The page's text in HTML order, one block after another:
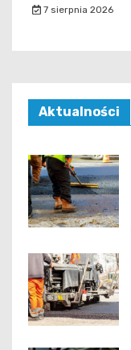
7 sierpnia 2026
Aktualności